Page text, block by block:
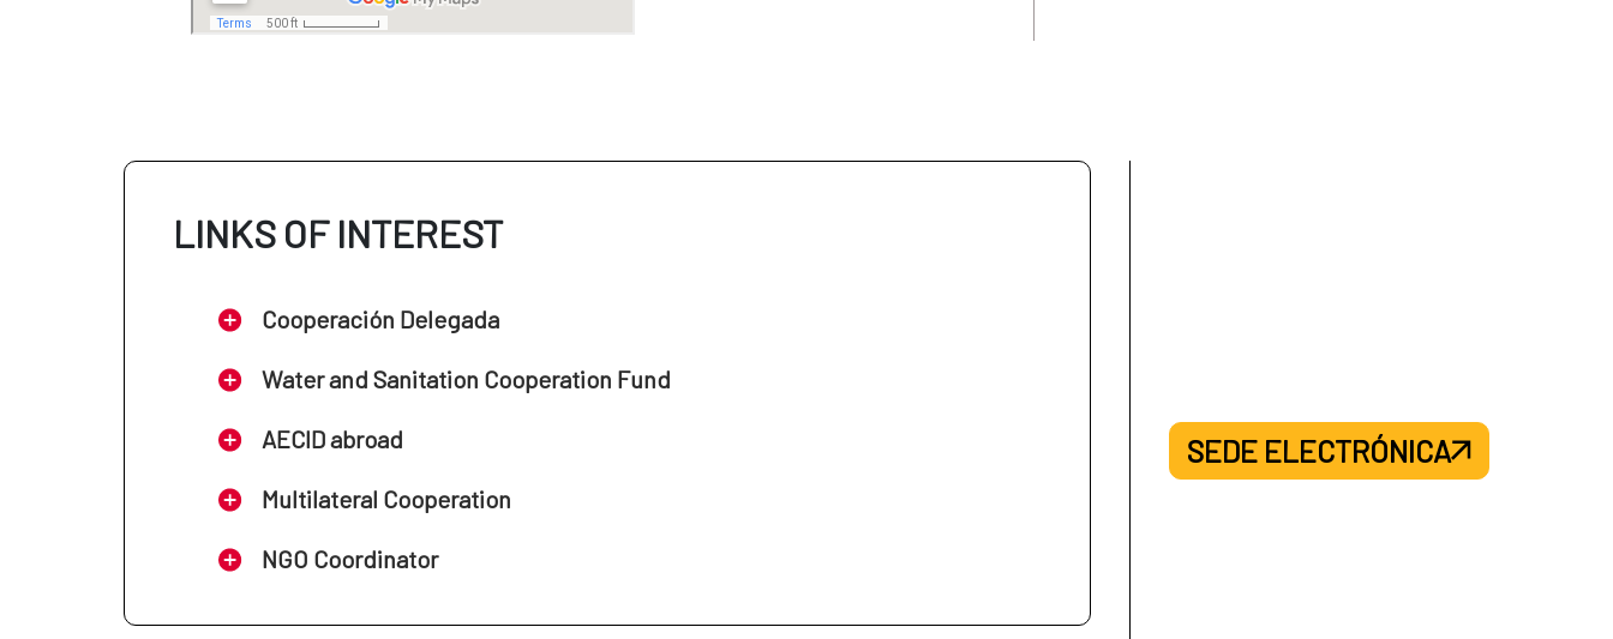
LINKS OF INTEREST
Cooperación Delegada
Water and Sanitation Cooperation Fund
AECID abroad
Multilateral Cooperation
NGO Coordinator
SEDE ELECTRÓNICA